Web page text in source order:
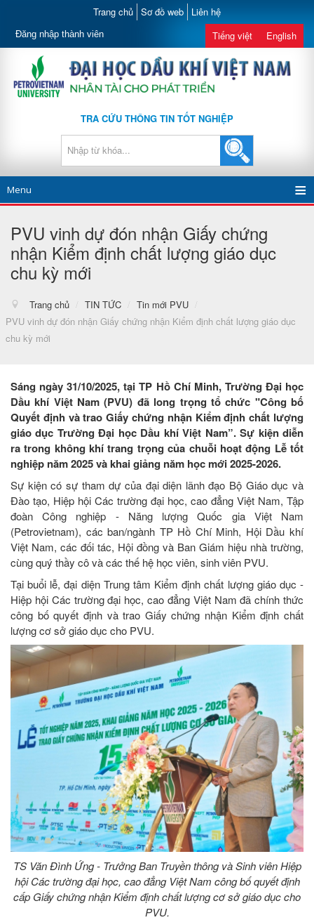
Trang chủ Sơ đồ web Liên hệ
Đăng nhập thành viên Tiếng việt English
TRA CỨU THÔNG TIN TỐT NGHIỆP
Menu
PVU vinh dự đón nhận Giấy chứng
nhận Kiểm định chất lượng giáo dục
chu kỳ mới
Trang chủ / TIN TỨC / Tin mới PVU
/
PVU vinh dự đón nhận Giấy chứng nhận Kiểm định chất lượng giáo dục
chu kỳ mới
Sáng ngày 31/10/2025, tại TP Hồ Chí Minh, Trường Đại học
Dầu khí Việt Nam (PVU) đã long trọng tổ chức "Công bố
Quyết định và trao Giấy chứng nhận Kiểm định chất lượng
giáo dục Trường Đại học Dầu khí Việt Nam”. Sự kiện diễn
ra trong không khí trang trọng của chuỗi hoạt động Lễ tốt
nghiệp năm 2025 và khai giảng năm học mới 2025-2026.
Sự kiện có sự tham dự của đại diện lãnh đạo Bộ Giáo dục và
Đào tạo, Hiệp hội Các trường đại học, cao đẳng Việt Nam, Tập
đoàn Công nghiệp - Năng lượng Quốc gia Việt Nam
(Petrovietnam), các ban/ngành TP Hồ Chí Minh, Hội Dầu khí
Việt Nam, các đối tác, Hội đồng và Ban Giám hiệu nhà trường,
cùng quý thầy cô và các thế hệ học viên, sinh viên PVU.
Tại buổi lễ, ​​​​​đại diện Trung tâm Kiểm định chất lượng giáo dục -
Hiệp hội Các trường đại học, cao đẳng Việt Nam đã chính thức
công bố quyết định và trao Giấy chứng nhận Kiểm định chất
lượng cơ sở giáo dục cho PVU.
TS Văn Đình Ứng - Trưởng Ban Truyền thông và Sinh viên Hiệp
hội Các trường đại học, cao đẳng Việt Nam công bố quyết định
cấp Giấy chứng nhận Kiểm định chất lượng cơ sở giáo dục cho
PVU.